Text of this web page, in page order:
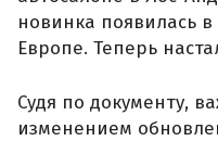
новинка появилась
Европе. Теперь
Судя по документу,
изменением